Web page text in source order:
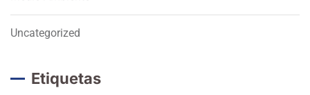
Uncategorized
Etiquetas